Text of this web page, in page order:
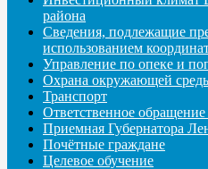
района
Сведения, подлежащие
использованием
Управление по опеке и
Охрана окружающей
Транспорт
Ответственное
Приемная Губернатора
Почётные граждане
Целевое обучение